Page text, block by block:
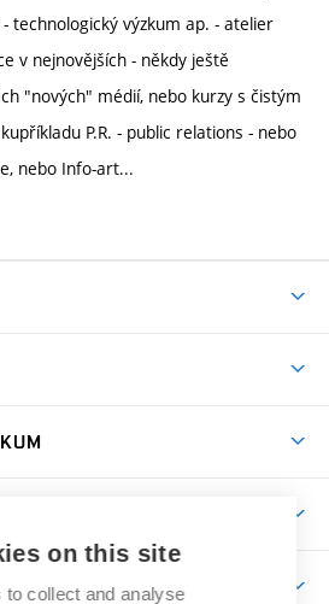
technologický výzkum ap. - atelier
v nejnovějších - někdy ještě
"nových" médií, nebo kurzy s čistým
P.R. - public relations - nebo
nebo Info-art...
kurzyon this site
collect and analyse